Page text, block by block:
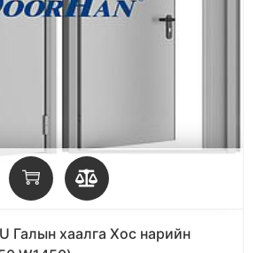
Галын хаалга Хос нарийн